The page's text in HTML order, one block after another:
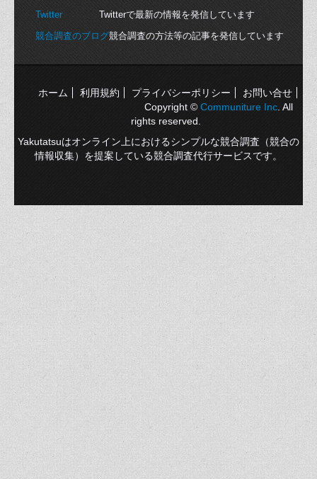
TwitterTwitterで最新の情報を発信しています
競合調査のブログ競合調査の方法等の記事を発信しています
ホーム 利用規約 プライバシーポリシー
お問い合せ
Copyright © Communiture Inc. All
rights reserved.
Yakutatsuはオンライン上におけるシンプルな競合調査（競合の
情報収集）を提案している競合調査代行サービスです。